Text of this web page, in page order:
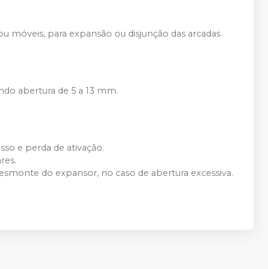
móveis, para expansão ou disjunção das arcadas
abertura de 5 a 13 mm.
e perda de ativação.
do expansor, no caso de abertura excessiva.